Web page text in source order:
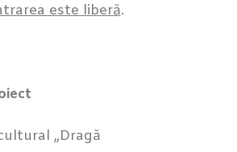
este liberă.
„Dragă